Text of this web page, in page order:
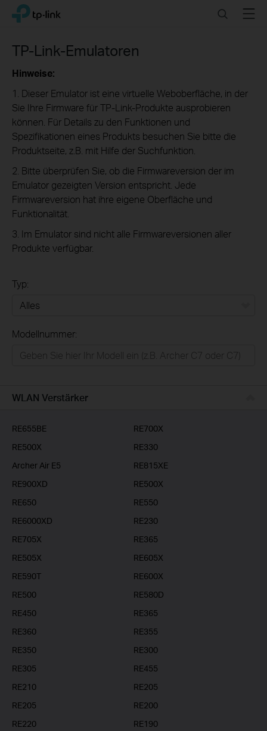
Click
the
navigation
TP-Link, Reliably Smart SearchMenu
TP-Link-Emulatoren
Hinweise:
1. Dieser Emulator ist eine virtuelle Weboberfläche, in der
Sie Ihre Firmware für TP-Link-Produkte ausprobieren
können. Für Details zu den Funktionen und
Spezifikationen eines Produkts besuchen Sie bitte die
Produktseite, z.B. mit Hilfe der Suchfunktion.
2. Bitte überprüfen Sie, ob die Firmwareversion der im
Emulator gezeigten Version entspricht. Jede
Firmwareversion hat ihre eigene Oberfläche und
Funktionalität.
3. Im Emulator sind nicht alle Firmwareversionen aller
Produkte verfügbar.
Typ:
Businessanwender
Modellnummer:
WLAN Verstärker
RE655BE
RE700X
RE500X
RE330
Archer Air E5
RE815XE
RE900XD
RE500X
RE650
RE550
RE6000XD
RE230
RE705X
RE365
RE505X
RE605X
RE590T
RE600X
RE500
RE580D
RE450
RE365
RE360
RE355
RE350
RE300
RE305
RE455
RE210
RE205
RE205
RE200
RE220
RE190